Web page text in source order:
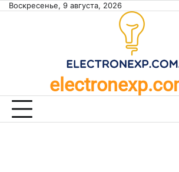
SkipВоскресенье, 9 августа, 2026